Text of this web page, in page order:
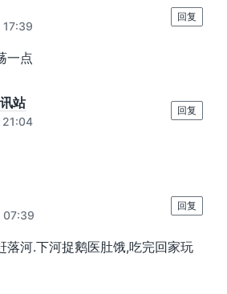
一点
回复
站 回复
07:39
落河.下河捉鹅医肚饿,吃完回家玩
回复